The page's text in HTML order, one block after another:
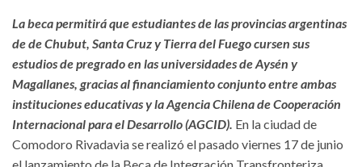
La beca permitirá que estudiantes de las provincias argentinas
de de Chubut, Santa Cruz y Tierra del Fuego cursen sus
estudios de pregrado en las universidades de Aysén y
Magallanes, gracias al financiamiento conjunto entre ambas
instituciones educativas y la Agencia Chilena de Cooperación
Internacional para el Desarrollo (AGCID). En la ciudad de
Comodoro Rivadavia se realizó el pasado viernes 17 de junio